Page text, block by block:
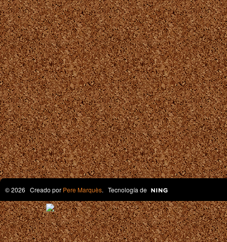
© 2026 Creado por Pere Marquès. Tecnología de